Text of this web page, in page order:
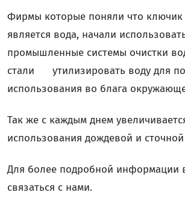
Фирмы которые поняли что
является вода, начали
промышленные системы очистки
стали утилизировать воду для
использования во блага
Так же с каждым днем
использования дождевой и
Для более подробной информации
связаться с нами.